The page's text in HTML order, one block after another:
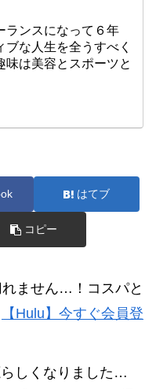
ランスになって６年
ブな人生を全うすべく
味は美容とスポーツと
はてブ
コピー
ません…！コスパと
【Hulu】今すぐ会員登
しくなりました…